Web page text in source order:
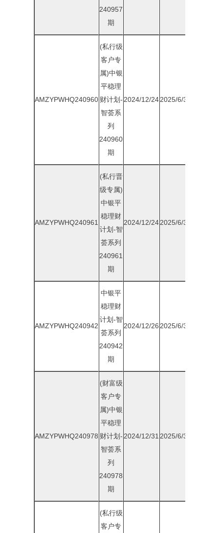
240957
期
AMZYPWHQ240960
(私行级
客户专
属)中银
平稳理
财计划-
智荟系
列
240960
期
2024/12/242025/6/30
AMZYPWHQ240961
(私行晋
级专属)
中银平
稳理财
计划-智
荟系列
240961
期
2024/12/242025/6/30
AMZYPWHQ240942
中银平
稳理财
计划-智
荟系列
240942
期
2024/12/26 2025/6/30
AMZYPWHQ240978
(财富级
客户专
属)中银
平稳理
财计划-
智荟系
列
240978
期
2024/12/31 2025/6/30
(私行级
客户专